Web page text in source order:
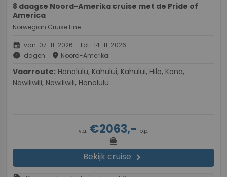
8 daagse Noord-Amerika cruise met de Pride of
America
Norwegian Cruise Line
event van: 07-11-2026 - Tot: 14-11-2026
schedule dagen place Noord-Amerika
Vaarroute:
Nawiliwili, Nawiliwili, Honolulu
v.a. €2063,- p.p.
directions_boat
Bekijk cruise chevron_right